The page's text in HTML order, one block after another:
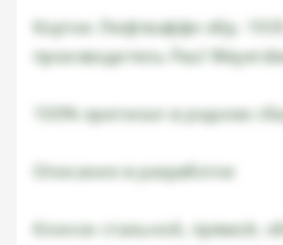
Кортик Люфтваффе обр.
производитель Paul
100% оригинал в родном
Описание в разработке
Клинок стальной, прямой,